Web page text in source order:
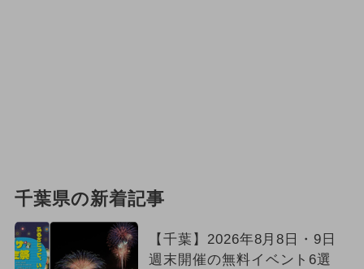
千葉県の新着記事
【千葉】2026年8月8日・9日
週末開催の無料イベント6選